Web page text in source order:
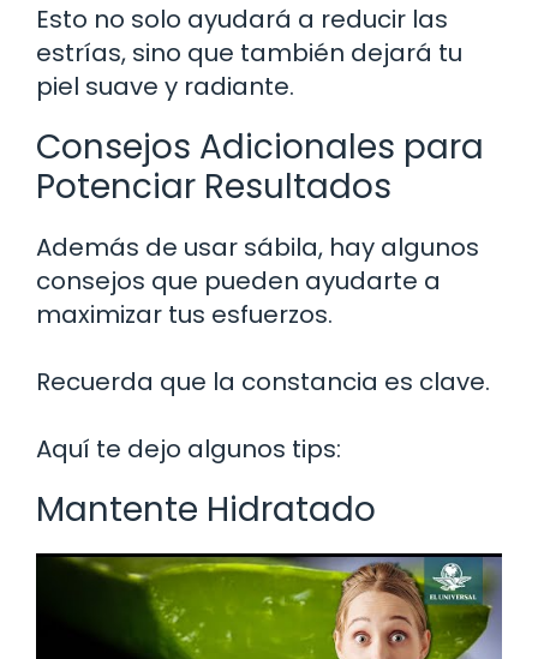
Esto no solo ayudará a reducir las
estrías, sino que también dejará tu
piel suave y radiante.
Consejos Adicionales para
Potenciar Resultados
Además de usar sábila, hay algunos
consejos que pueden ayudarte a
maximizar tus esfuerzos.
Recuerda que la constancia es clave.
Aquí te dejo algunos tips:
Mantente Hidratado